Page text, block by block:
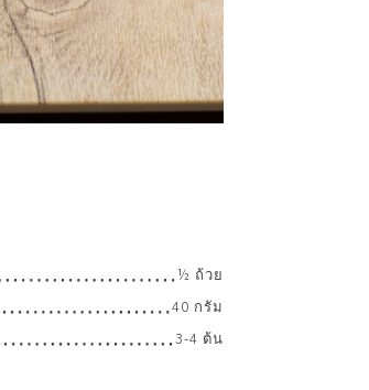
½ ถ้วย
40 กรัม
3-4 ต้น